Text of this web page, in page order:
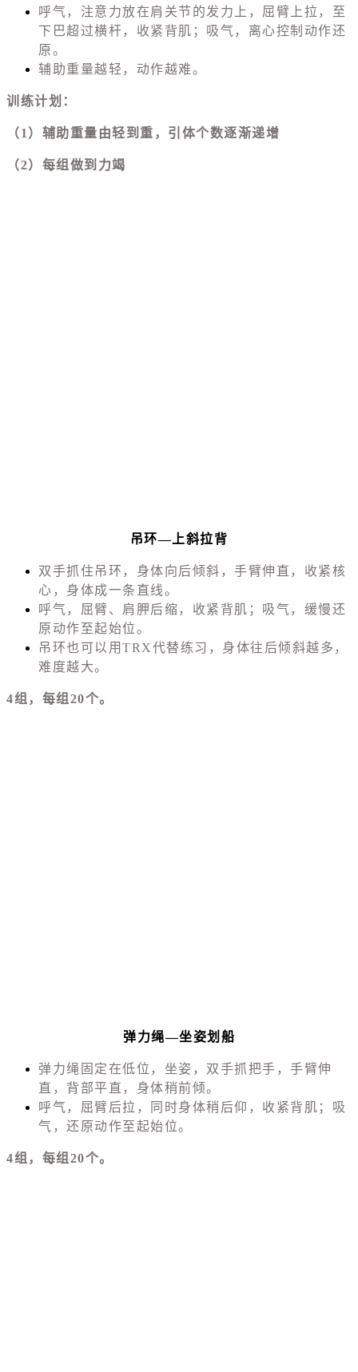
呼气，注意力放在肩关节的发力上，屈臂上拉，至
下巴超过横杆，收紧背肌；吸气，离心控制动作还
原。
辅助重量越轻，动作越难。
训练计划：
（1）辅助重量由轻到重，引体个数逐渐递增
（2）每组做到力竭
吊环—上斜拉背
双手抓住吊环，身体向后倾斜，手臂伸直，收紧核
心，身体成一条直线。
呼气，屈臂、肩胛后缩，收紧背肌；吸气，缓慢还
原动作至起始位。
吊环也可以用TRX代替练习，身体往后倾斜越多，
难度越大。
4组，每组20个。
弹力绳—坐姿划船
弹力绳固定在低位，坐姿，双手抓把手，手臂伸
直，背部平直，身体稍前倾。
呼气，屈臂后拉，同时身体稍后仰，收紧背肌；吸
气，还原动作至起始位。
4组，每组20个。